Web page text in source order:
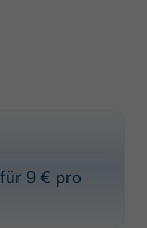
9 € pro